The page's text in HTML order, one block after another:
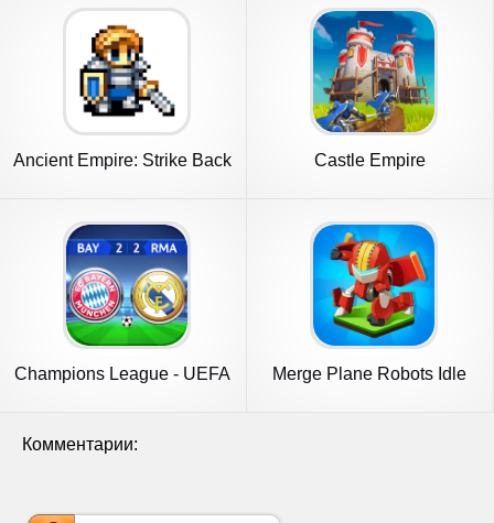
Ancient Empire: Strike Back Castle Empire
Champions League - UEFA
Merge Plane Robots Idle
Комментарии: